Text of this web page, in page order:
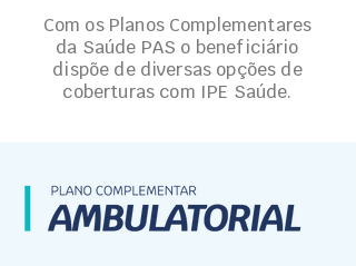
Com os Planos Complementares
da Saúde PAS o beneficiário
dispõe de diversas opções de
coberturas com IPE Saúde.